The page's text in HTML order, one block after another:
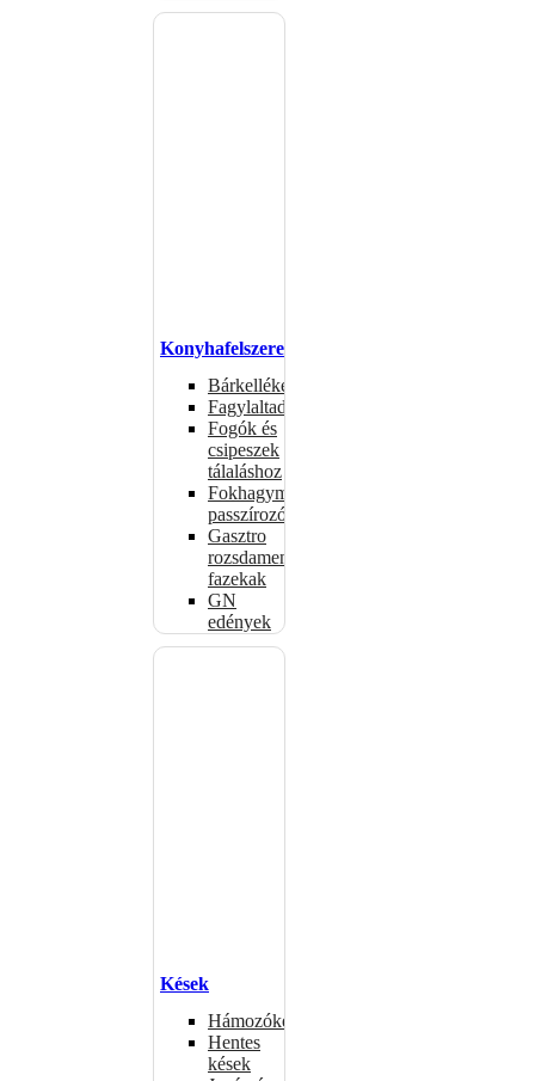
Konyhafelszerelés
Bárkellékek
Fagylaltadagolók
Fogók és
csipeszek
tálaláshoz
Fokhagymaprések,
passzírozók
Gasztro
rozsdamentes
fazekak
GN
edények
Kések
Hámozókések
Hentes
kések